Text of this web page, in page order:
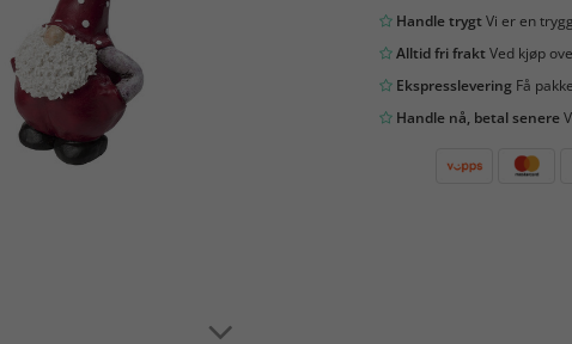
Handle trygtVi er en
Alltid fri fraktVed kjøp
EkspressleveringFå
Handle nå, betal senere